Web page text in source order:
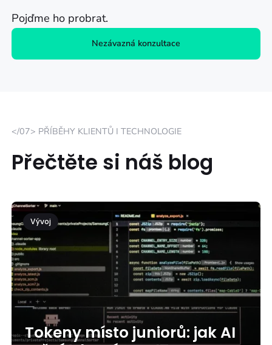
Pojďme ho probrat.
Nezávazná konzultace
</07> PŘÍBĚHY KLIENTŮ I TECHNOLOGIE
Přečtěte si náš blog
Vývoj
Tokeny místo juniorů: jak AI